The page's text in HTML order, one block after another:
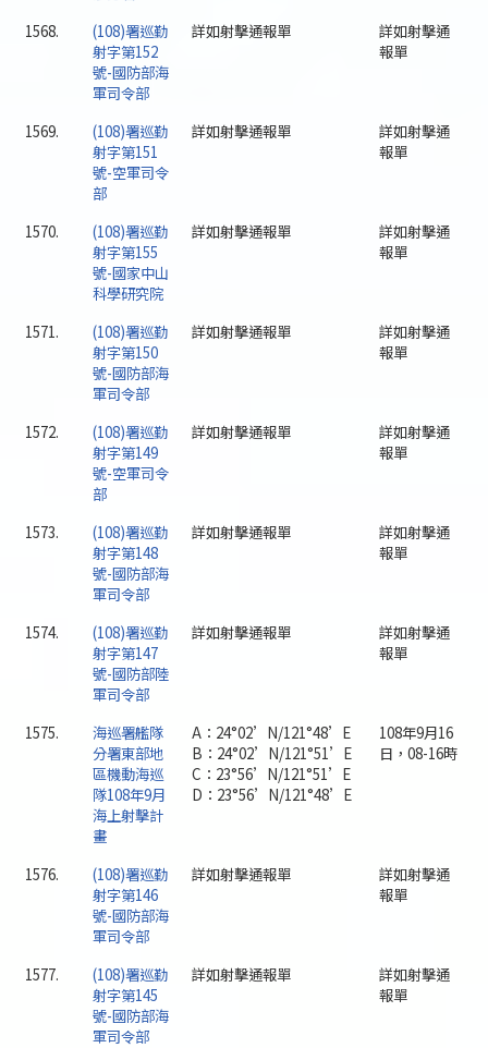
1568.
(108)署巡勤
射字第152
號-國防部海
軍司令部
詳如射擊通報單
詳如射擊通
報單
1569.
(108)署巡勤
射字第151
號-空軍司令
部
詳如射擊通報單
詳如射擊通
報單
1570.
(108)署巡勤
射字第155
號-國家中山
科學研究院
詳如射擊通報單
詳如射擊通
報單
1571.
(108)署巡勤
射字第150
號-國防部海
軍司令部
詳如射擊通報單
詳如射擊通
報單
1572.
(108)署巡勤
射字第149
號-空軍司令
部
詳如射擊通報單
詳如射擊通
報單
1573.
(108)署巡勤
射字第148
號-國防部海
軍司令部
詳如射擊通報單
詳如射擊通
報單
1574.
(108)署巡勤
射字第147
號-國防部陸
軍司令部
詳如射擊通報單
詳如射擊通
報單
1575.
海巡署艦隊
分署東部地
區機動海巡
隊108年9月
海上射擊計
畫
A：24°02’N/121°48’E
B：24°02’N/121°51’E
C：23°56’N/121°51’E
D：23°56’N/121°48’E
108年9月16
日，08-16時
1576.
(108)署巡勤
射字第146
號-國防部海
軍司令部
詳如射擊通報單
詳如射擊通
報單
1577.
(108)署巡勤
射字第145
號-國防部海
軍司令部
詳如射擊通報單
詳如射擊通
報單